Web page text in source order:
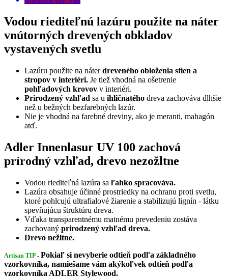
Vodou riediteľnú lazúru použite na náter
vnútorných drevených obkladov
vystavených svetlu
Lazúru použite na náterdreveného obloženia stien a
stropov v interiéri. Je tiež vhodná na ošetrenie
pohľadových krovov v interiéri.
Prirodzený vzhľad sa u ihličnatého dreva zachováva dlhšie
než u bežných bezfarebných lazúr.
Nie je vhodná na farebné dreviny, ako je meranti, mahagón
atď.
Adler Innenlasur UV 100 zachová
prírodný vzhľad, drevo nezožltne
Vodou riediteľná lazúra sa ľahko spracováva.
Lazúra obsahuje účinné prostriedky na ochranu proti svetlu,
ktoré pohlcujú ultrafialové žiarenie a stabilizujú lignín - látku
spevňujúcu štruktúru dreva.
Vďaka transparentnému matnému prevedeniu zostáva
zachovaný prirodzený vzhľad dreva.
Drevo nežltne.
Artisan TIP - Pokiaľ si nevyberie odtieň podľa základného
vzorkovníka, namiešame vám akýkoľvek odtieň podľa
vzorkovníka ADLER Stylewood.